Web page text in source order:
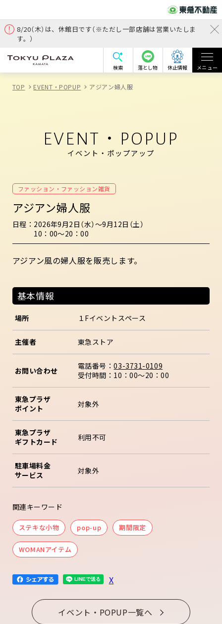
8/20（木）は、休館日です（※ただし一部店舗は営業いたしま
す。）
検索 落とし物 休止情報 メニュー
TOP EVENT・POPUP アジアン婦人服
EVENT・POPUP
イベント・ポップアップ
ファッション・ファッション雑貨
アジアン婦人服
日程
2026年9月2日（水）～9月12日（土）
10：00～20：00
アジアン風の婦人服を販売します。
基本情報
場所 １Fイベントスペース
主催者 東急ストア
お問い合わせ 電話番号：03-3731-0109
受付時間：10：00～20：00
東急プラザ
ポイント
対象外
東急プラザ
ギフトカード
利用不可
駐車場料金
サービス
対象外
関連キーワード
ステキな小物 pop-up 期間限定
WOMANアイテム
X
イベント・POPUP一覧へ